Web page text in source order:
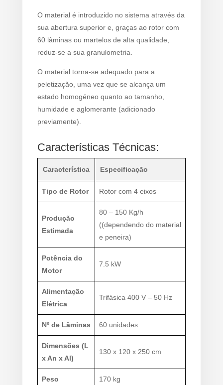
O material é introduzido no sistema através da
sua abertura superior e, graças ao rotor com
60 lâminas ou martelos de alta qualidade,
reduz-se a sua granulometria.
O material torna-se adequado para a
peletização, uma vez que se alcança um
estado homogéneo quanto ao tamanho,
humidade e aglomerante (adicionado
previamente).
Características Técnicas:
Característica Especificação
Tipo de Rotor Rotor com 4 eixos
Produção
Estimada
80 – 150 Kg/h
((dependendo do material
e peneira)
Potência do
Motor
7.5 kW
Alimentação
Elétrica
Trifásica 400 V – 50 Hz
Nº de Lâminas 60 unidades
Dimensões (L
x An x Al)
130 x 120 x 250 cm
Peso 170 kg